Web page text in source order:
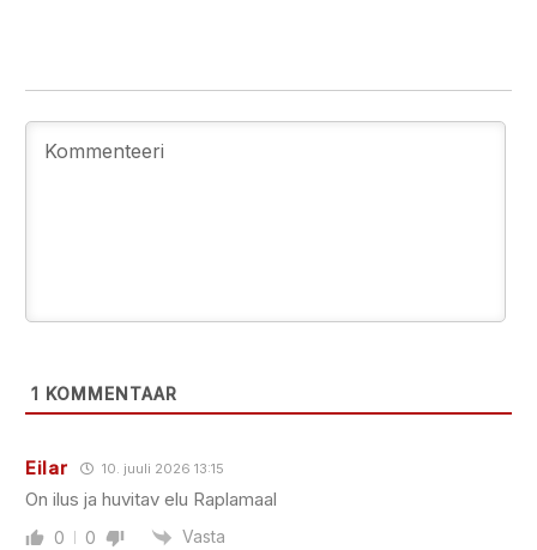
1 KOMMENTAAR
Eilar 10. juuli 2026 13:15
On ilus ja huvitav elu Raplamaal
0 0 Vasta